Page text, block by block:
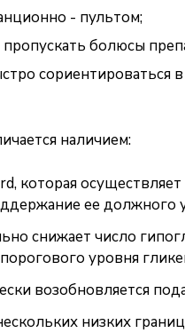
- пультом;
болюсы
сориентироваться
наличием:
которая
ее должного
снижает число
уровня
возобновляется
низких